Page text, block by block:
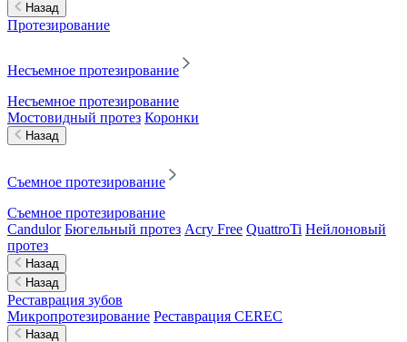
Назад
Протезирование
Несъемное протезирование
Несъемное протезирование
Мостовидный протез Коронки
Назад
Съемное протезирование
Съемное протезирование
Candulor Бюгельный протез Acry Free QuattroTi Нейлоновый
протез
Назад
Назад
Реставрация зубов
Микропротезирование Реставрация CEREC
Назад